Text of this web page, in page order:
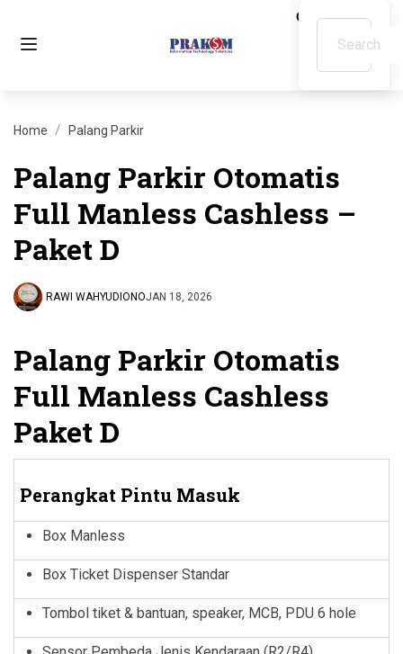
Home Palang Parkir
Palang Parkir Otomatis
Full Manless Cashless –
Paket D
RAWI WAHYUDIONOJAN 18, 2026
Palang Parkir Otomatis
Full Manless Cashless
Paket D
Perangkat Pintu Masuk
Box Manless
Box Ticket Dispenser Standar
Tombol tiket & bantuan, speaker, MCB, PDU 6 hole